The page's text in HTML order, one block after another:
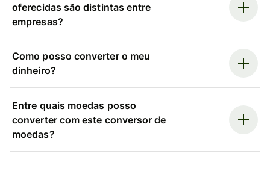
oferecidas são distintas entre
empresas?
Como posso converter o meu
dinheiro?
Entre quais moedas posso
converter com este conversor de
moedas?